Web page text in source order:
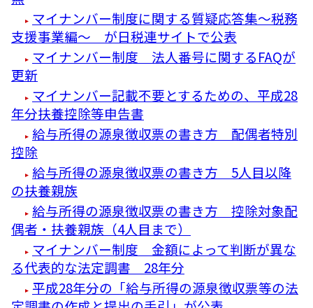
マイナンバー制度に関する質疑応答集～税務
支援事業編～ が日税連サイトで公表
マイナンバー制度 法人番号に関するFAQが
更新
マイナンバー記載不要とするための、平成28
年分扶養控除等申告書
給与所得の源泉徴収票の書き方 配偶者特別
控除
給与所得の源泉徴収票の書き方 5人目以降
の扶養親族
給与所得の源泉徴収票の書き方 控除対象配
偶者・扶養親族（4人目まで）
マイナンバー制度 金額によって判断が異な
る代表的な法定調書 28年分
平成28年分の「給与所得の源泉徴収票等の法